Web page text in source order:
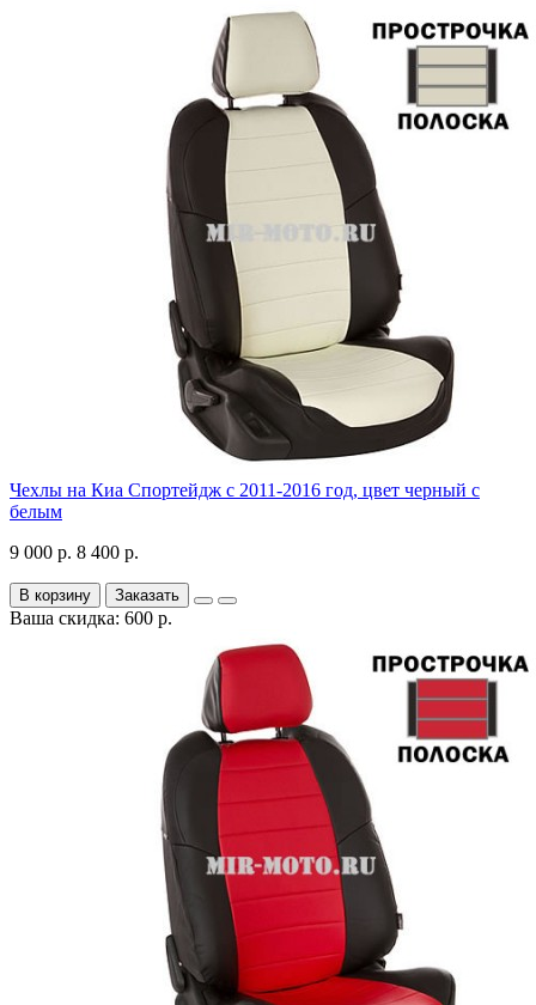
Чехлы на Киа Спортейдж с 2011-2016 год, цвет черный с
белым
9 000 р. 8 400 р.
В корзину Заказать
Ваша скидка: 600 р.